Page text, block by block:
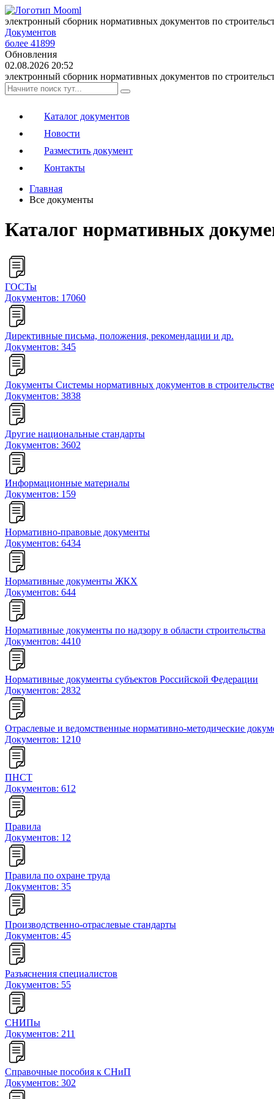
электронный сборник нормативных документов по
Документов
более 41899
Обновления
02.08.2026 20:52
электронный сборник нормативных документов по
Каталог документов
Новости
Разместить документ
Контакты
Главная
Все документы
Каталог нормативных
ГОСТы
Документов: 17060
Директивные письма, положения, рекомендации и др.
Документов: 345
Документы Системы нормативных документов в строительстве
Документов: 3838
Другие национальные стандарты
Документов: 3602
Информационные материалы
Документов: 159
Нормативно-правовые документы
Документов: 6434
Нормативные документы ЖКХ
Документов: 644
Нормативные документы по надзору в области строительства
Документов: 4410
Нормативные документы субъектов Российской Федерации
Документов: 2832
Отраслевые и ведомственные нормативно-методические
Документов: 1210
ПНСТ
Документов: 612
Правила
Документов: 12
Правила по охране труда
Документов: 35
Производственно-отраслевые стандарты
Документов: 45
Разъяснения специалистов
Документов: 55
СНИПы
Документов: 211
Справочные пособия к СНиП
Документов: 302